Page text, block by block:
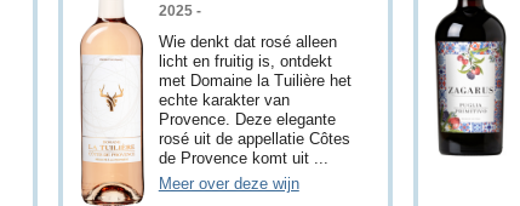
2025 -
Wie denkt dat rosé alleen
licht en fruitig is, ontdekt
met Domaine la Tuilière het
echte karakter van
Provence. Deze elegante
rosé uit de appellatie Côtes
de Provence komt uit ...
Meer over deze wijn